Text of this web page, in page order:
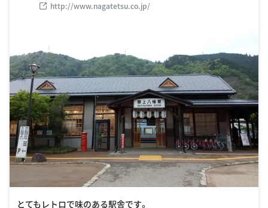
http://www.nagatetsu.co.jp/